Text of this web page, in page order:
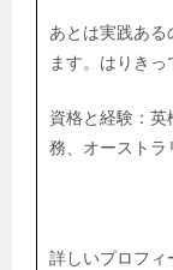
あとは実践あ
ます。はりきっ
資格と経験：
務、オーストラ
詳しいプロフィ